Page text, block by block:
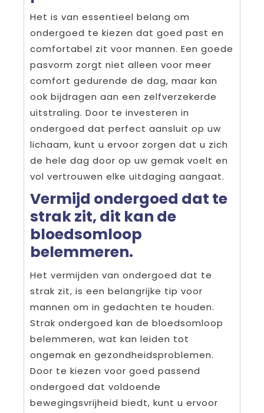
Het is van essentieel belang om
ondergoed te kiezen dat goed past en
comfortabel zit voor mannen. Een goede
pasvorm zorgt niet alleen voor meer
comfort gedurende de dag, maar kan
ook bijdragen aan een zelfverzekerde
uitstraling. Door te investeren in
ondergoed dat perfect aansluit op uw
lichaam, kunt u ervoor zorgen dat u zich
de hele dag door op uw gemak voelt en
vol vertrouwen elke uitdaging aangaat.
Vermijd ondergoed dat te
strak zit, dit kan de
bloedsomloop
belemmeren.
Het vermijden van ondergoed dat te
strak zit, is een belangrijke tip voor
mannen om in gedachten te houden.
Strak ondergoed kan de bloedsomloop
belemmeren, wat kan leiden tot
ongemak en gezondheidsproblemen.
Door te kiezen voor goed passend
ondergoed dat voldoende
bewegingsvrijheid biedt, kunt u ervoor